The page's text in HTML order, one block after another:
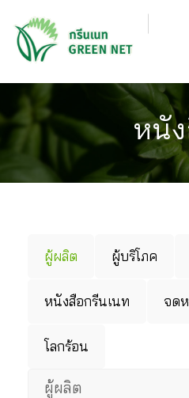
หนั
ผู้ผลิต ผู้บริโภค
หนังสือกรีนเนท จด
โลกร้อน
ผู้ผลิต